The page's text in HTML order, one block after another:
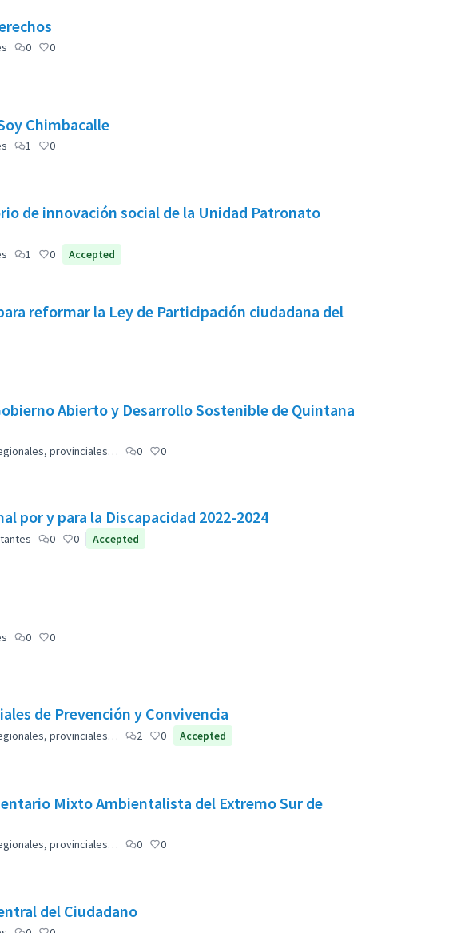
0 0
Chimbacalle
1 0
1 0 Accepted
reformar la Ley de Participación ciudadana del
Abierto y Desarrollo Sostenible de Quintana
provinciales… 0 0
por y para la Discapacidad 2022-2024
0 0 Accepted
0 0
de Prevención y Convivencia
provinciales… 2 0 Accepted
Mixto Ambientalista del Extremo Sur de
provinciales… 0 0
del Ciudadano